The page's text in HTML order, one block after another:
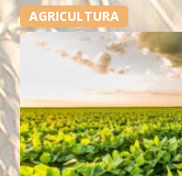
AGRICULTURA